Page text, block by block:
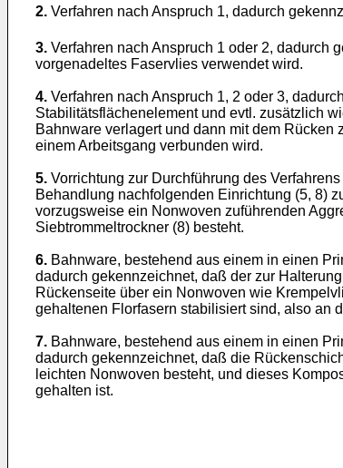
2. Verfahren nach Anspruch 1, dadurch
3. Verfahren nach Anspruch 1 oder 2,
vorgenadeltes Faservlies verwendet wird.
4. Verfahren nach Anspruch 1, 2 oder 3,
Stabilitätsflächenelement und evtl. zusätzlich
Bahnware verlagert und dann mit dem
einem Arbeitsgang verbunden wird.
5. Vorrichtung zur Durchführung des
Behandlung nachfolgenden Einrichtung (5, 8)
vorzugsweise ein Nonwoven zuführenden
Siebtrommeltrockner (8) besteht.
6. Bahnware, bestehend aus einem in einen
dadurch gekennzeichnet, daß der zur
Rückenseite über ein Nonwoven wie
gehaltenen Florfasern stabilisiert sind, also an
7. Bahnware, bestehend aus einem in einen
dadurch gekennzeichnet, daß die
leichten Nonwoven besteht, und dieses
gehalten ist.